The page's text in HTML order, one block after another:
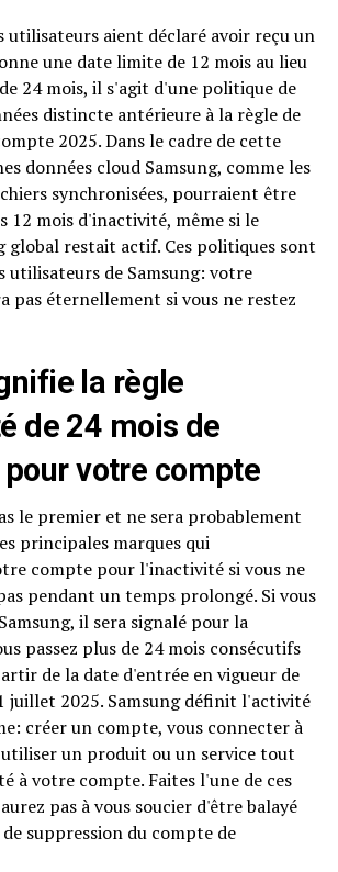
utilisateurs aient déclaré avoir reçu un
une date limite de 12 mois au lieu
24 mois, il s'agit d'une politique de
distincte antérieure à la règle de
2025. Dans le cadre de cette
données cloud Samsung, comme les
synchronisées, pourraient être
12 mois d'inactivité, même si le
global restait actif. Ces politiques sont
utilisateurs de Samsung: votre
pas éternellement si vous ne restez
la règle
de 24 mois de
votre compte
le premier et ne sera probablement
principales marques qui
compte pour l'inactivité si vous ne
pendant un temps prolongé. Si vous
il sera signalé pour la
passez plus de 24 mois consécutifs
de la date d'entrée en vigueur de
juillet 2025. Samsung définit l'activité
créer un compte, vous connecter à
un produit ou un service tout
à votre compte. Faites l'une de ces
pas à vous soucier d'être balayé
suppression du compte de